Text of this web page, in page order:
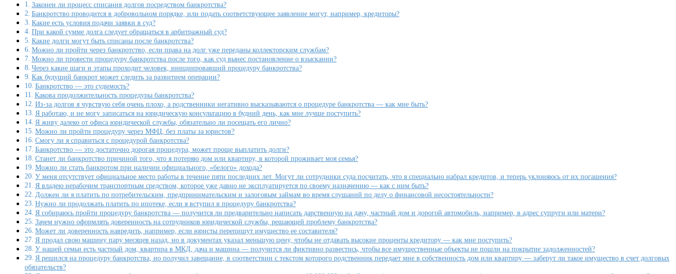
Законен ли процесс списания долгов посредством банкротства?
Банкротство проводится в добровольном порядке, или подать соответствующее заявление могут, например, кредиторы?
Какие есть условия подачи заявки в суд?
При какой сумме долга следует обращаться в арбитражный суд?
Какие долги могут быть списаны после банкротства?
Можно ли пройти через банкротство, если права на долг уже переданы коллекторским службам?
Можно ли провести процедуру банкротства после того, как суд вынес постановление о взыскании?
Через какие шаги и этапы проходит человек, инициировавший процедуру банкротства?
Как будущий банкрот может следить за развитием операции?
Банкротство — это судимость?
Какова продолжительность процедуры банкротства?
Из-за долгов я чувствую себя очень плохо, а родственники негативно высказываются о процедуре банкротства — как мне быть?
Я работаю, и не могу записаться на юридическую консультацию в будний день, как мне лучше поступить?
Я живу далеко от офиса юридической службы, обязательно ли посещать его лично?
Можно ли пройти процедуру через МФЦ, без платы за юристов?
Смогу ли я справиться с процедурой банкротства?
Банкротство — это достаточно дорогая процедура, может проще выплатить долги?
Станет ли банкротство причиной того, что я потеряю дом или квартиру, в которой проживает моя семья?
Можно ли стать банкротом при наличии официального, «белого» дохода?
У меня отсутствует официальное место работы в течение пяти последних лет. Могут ли сотрудники суда посчитать, что я специально набрал кредитов, и теперь уклоняюсь от их погашения?
Я владею нерабочим транспортным средством, которое уже давно не эксплуатируется по своему назначению — как с ним быть?
Должен ли я платить по потребительским, предпринимательским и залоговым займам во время слушаний по делу о финансовой несостоятельности?
Нужно ли продолжать платить по ипотеке, если я вступил в процедуру банкротства?
Я собираюсь пройти процедуру банкротства — получится ли предварительно написать дарственную на дачу, частный дом и дорогой автомобиль, например, в адрес супруги или матери?
Зачем нужно оформлять доверенность на сотрудников юридической службы, решающей проблему банкротства?
Может ли доверенность навредить, например, если юристы перепишут имущество ее составителя?
Я продал свою машину пару месяцев назад, но в документах указал меньшую цену, чтобы не отдавать высокие проценты кредитору — как мне поступить?
У нашей семьи есть частный дом, квартира в МКД, дача и машина — получится ли фиктивно развестись, чтобы все имущественные объекты не пошли на покрытие задолженностей?
Я решился на процедуру банкротства, но получил завещание, в соответствии с текстом которого родственник передает мне в собственность дом или квартиру — заберут ли такое имущество в счет долговых
обязательств?